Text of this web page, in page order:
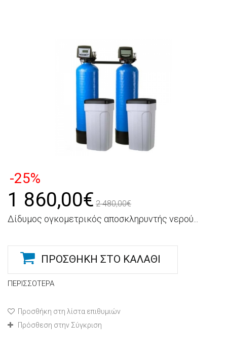
-25%
1 860,00€ 2 480,00€
Δίδυμος ογκομετρικός αποσκληρυντής νερού...
ΠΡΟΣΘΉΚΗ ΣΤΟ ΚΑΛΆΘΙ
ΠΕΡΙΣΣΌΤΕΡΑ
Προσθήκη στη λίστα επιθυμιών
Πρόσθεση στην Σύγκριση